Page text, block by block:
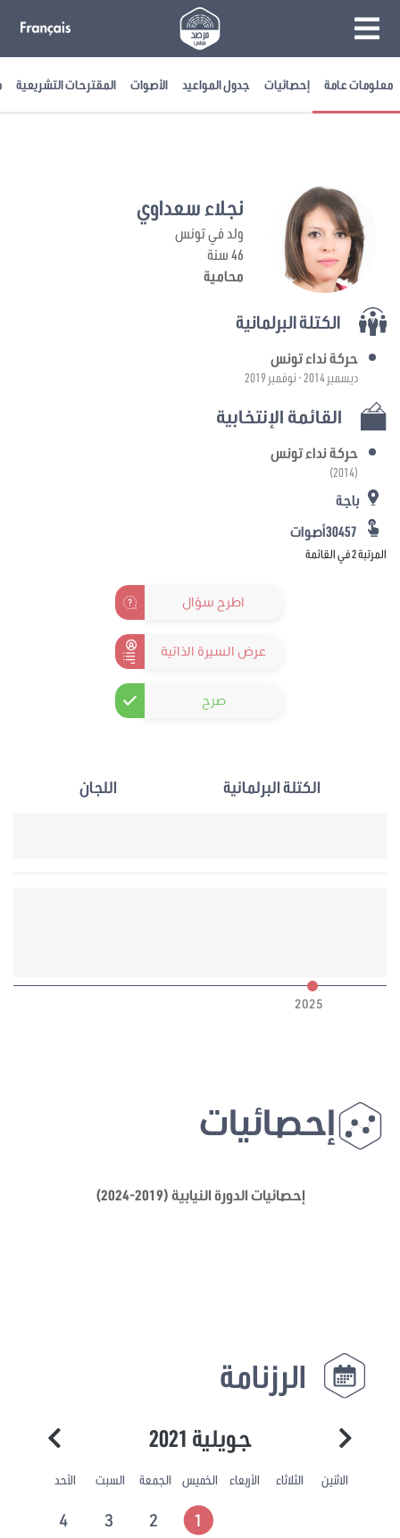
معلومات عامة إحصائيات جدول المواعيد الأصوات المقترحات التشريعية
نجلاء سعداوي
ولد في تونس
46 سنة
محامية
الكتلة البرلمانية
حركة نداء تونس
ديسمبر 2014 - نوفمبر 2019
القائمة الإنتخابية
حركة نداء تونس
(2014)
باجة
المرتبة 2 في القائمة
اطرح سؤال
عرض السيرة الذاتية
صرح
الكتلة البرلمانية اللجان
2025
إحصائيات
إحصائيات الدورة النيابية (2019-2024)
الرزنامة
جويلية 2021
الاثنين الثلاثاء الأربعاء الخميس الجمعة السبت الأحد
1
2
3
4